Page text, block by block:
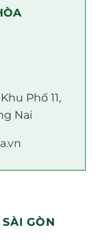
Phố 11,
Nai
GÒN